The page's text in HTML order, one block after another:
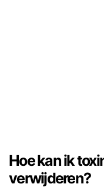
Hoe kan ik
verwijderen?